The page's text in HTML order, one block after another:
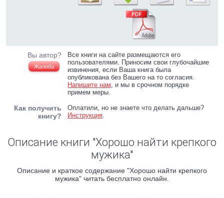
Вы автор?
Жалоба
Все книги на сайте размещаются его
пользователями. Приносим свои глубочайшие
извинения, если Ваша книга была
опубликована без Вашего на то согласия.
Напишите нам, и мы в срочном порядке
примем меры.
Как получить
книгу?
Оплатили, но не знаете что делать дальше?
Инструкция.
Описание книги "Хорошо найти крепкого
мужика"
Описание и краткое содержание "Хорошо найти крепкого
мужика" читать бесплатно онлайн.